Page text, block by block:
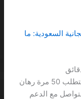
السعودية: ما